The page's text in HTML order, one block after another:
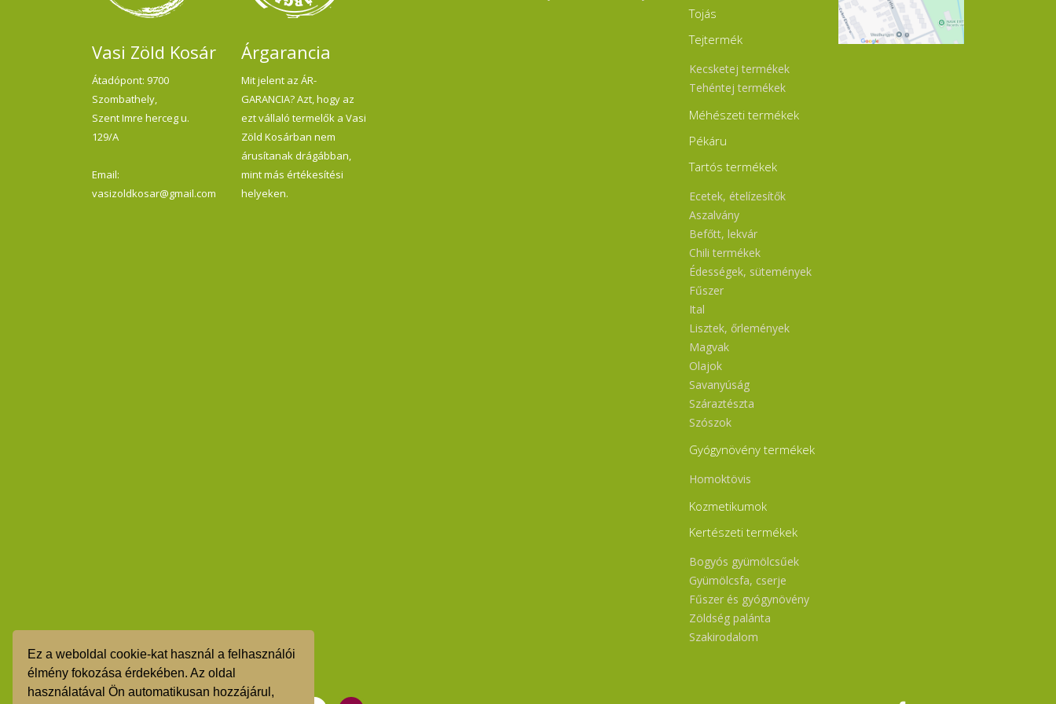
Ez a weboldal cookie-kat használ a felhasználói
élmény fokozása érdekében. Az oldal
használatával Ön automatikusan hozzájárul,
Németh család
vákuumozott sajtcsomagok
Termizált magyartarka tehéntej
(szénatej- Heumilch),
Tejsavbaktérium kultúra,
Természetes oltó, só. ,,Ételed az
Vasi Zöld Kosár
Átadópont: 9700
Szombathely,
Szent Imre herceg u.
129/A
Email:
vasizoldkosar@gmail.com
Árgarancia
Mit jelent az ÁR-
GARANCIA? Azt, hogy az
ezt vállaló termelők a Vasi
Zöld Kosárban nem
árusítanak drágábban,
mint más értékesítési
helyeken.
Tojás
Tejtermék
Kecsketej termékek
Tehéntej termékek
Méhészeti termékek
Pékáru
Tartós termékek
Ecetek, ételízesítők
Aszalvány
Befőtt, lekvár
Chili termékek
Édességek, sütemények
Fűszer
Ital
Lisztek, őrlemények
Magvak
Olajok
Savanyúság
Száraztészta
Szószok
Gyógynövény termékek
Homoktövis
Kozmetikumok
Kertészeti termékek
Bogyós gyümölcsűek
Gyümölcsfa, cserje
Fűszer és gyógynövény
Zöldség palánta
Szakirodalom